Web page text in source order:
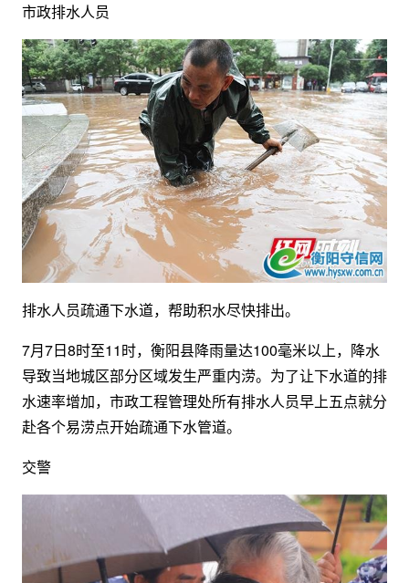
市政排水人员
排水人员疏通下水道，帮助积水尽快排出。
7月7日8时至11时，衡阳县降雨量达100毫米以上，降水
导致当地城区部分区域发生严重内涝。为了让下水道的排
水速率增加，市政工程管理处所有排水人员早上五点就分
赴各个易涝点开始疏通下水管道。
交警